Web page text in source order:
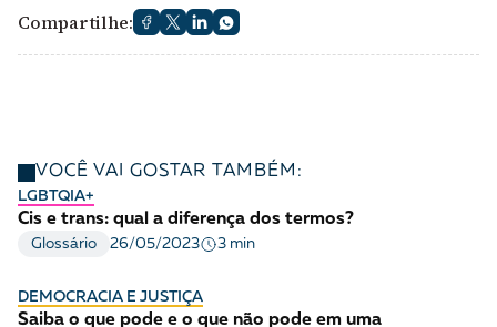
Compartilhe:
VOCÊ VAI GOSTAR TAMBÉM:
LGBTQIA+
Cis e trans: qual a diferença dos termos?
Glossário 26/05/2023 3 min
DEMOCRACIA E JUSTIÇA
Saiba o que pode e o que não pode em uma